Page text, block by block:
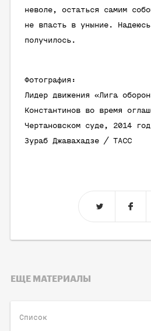
неволе, остаться самим
не впасть в уныние.
получилось.
Фотография:
Лидер движения «Лига
Константинов во время
Чертановском суде, 2014 год
Зураб Джавахадзе / ТАСС
ЕЩЕ МАТЕРИАЛЫ
Список